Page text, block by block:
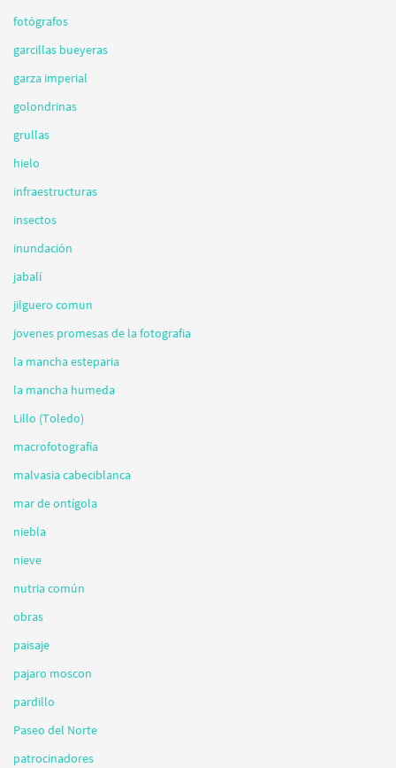
fotógrafos
garcillas bueyeras
garza imperial
golondrinas
grullas
hielo
infraestructuras
insectos
inundación
jabalí
jilguero comun
jovenes promesas de la fotografia
la mancha esteparia
la mancha humeda
Lillo (Toledo)
macrofotografía
malvasia cabeciblanca
mar de ontígola
niebla
nieve
nutria común
obras
paisaje
pajaro moscon
pardillo
Paseo del Norte
patrocinadores